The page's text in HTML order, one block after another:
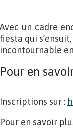
Avec un cadre
fiesta qui
incontournable
Pour en
Inscriptions sur :
Pour en savoir